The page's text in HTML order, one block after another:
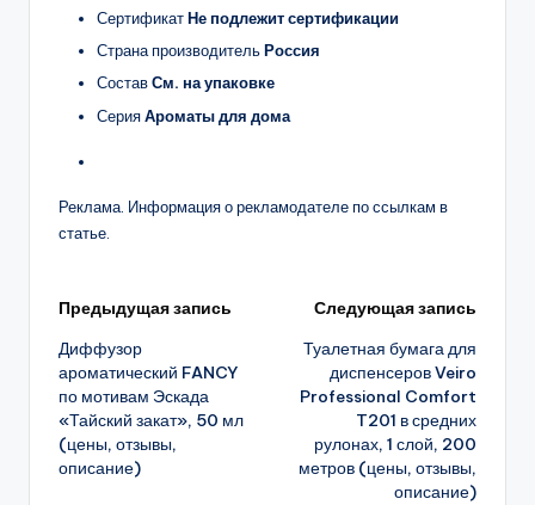
СертификатНе подлежит сертификации
Страна производительРоссия
СоставСм. на упаковке
СерияАроматы для дома
Реклама. Информация о рекламодателе по ссылкам в
статье.
Навигация
записи
Предыдущая запись
Диффузор
ароматический FANCY
по мотивам Эскада
«Тайский закат», 50 мл
(цены, отзывы,
описание)
Следующая запись
Туалетная бумага для
диспенсеров Veiro
Professional Comfort
T201 в средних
рулонах, 1 слой, 200
метров (цены, отзывы,
описание)